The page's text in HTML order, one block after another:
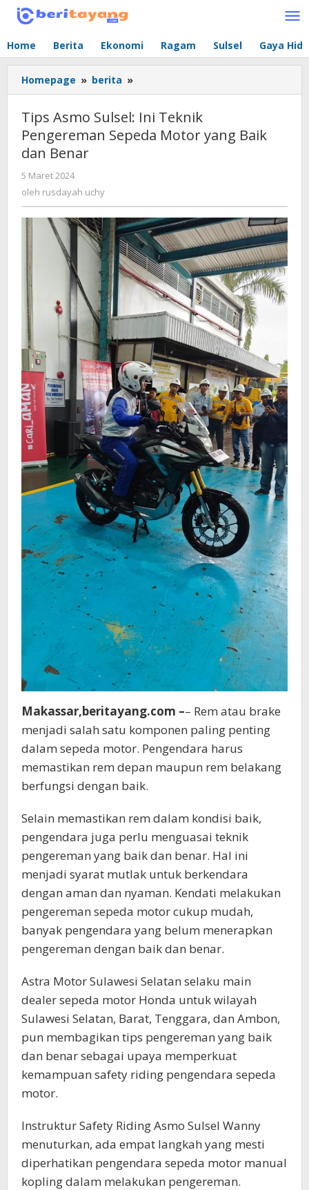
Lewati
Home Berita Ekonomi Ragam Sulsel Gaya
Homepage » berita »
Asmo
Ini
Teknik
Baik
dan
Benar
Tips Asmo Sulsel: Ini Teknik
Pengereman Sepeda Motor yang Baik
dan Benar
5 Maret 2024
rusdayah
uchy
oleh rusdayah uchy
Makassar,beritayang.com –– Rem atau brake
menjadi salah satu komponen paling penting
dalam sepeda motor. Pengendara harus
memastikan rem depan maupun rem belakang
berfungsi dengan baik.
Selain memastikan rem dalam kondisi baik,
pengendara juga perlu menguasai teknik
pengereman yang baik dan benar. Hal ini
menjadi syarat mutlak untuk berkendara
dengan aman dan nyaman. Kendati melakukan
pengereman sepeda motor cukup mudah,
banyak pengendara yang belum menerapkan
pengereman dengan baik dan benar.
Astra Motor Sulawesi Selatan selaku main
dealer sepeda motor Honda untuk wilayah
Sulawesi Selatan, Barat, Tenggara, dan Ambon,
pun membagikan tips pengereman yang baik
dan benar sebagai upaya memperkuat
kemampuan safety riding pengendara sepeda
motor.
Instruktur Safety Riding Asmo Sulsel Wanny
menuturkan, ada empat langkah yang mesti
diperhatikan pengendara sepeda motor manual
kopling dalam melakukan pengereman.